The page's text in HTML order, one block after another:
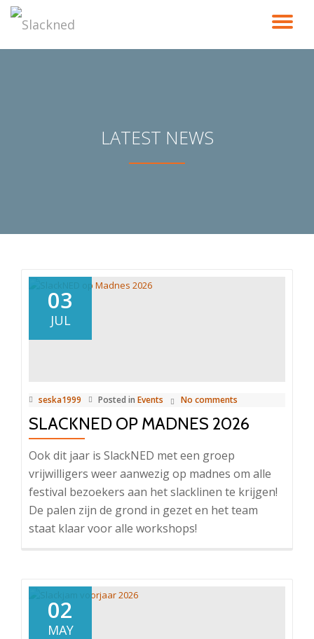
to
LATEST NEWS
03
JUL
seska1999 Posted in Events No comments
SLACKNED OP MADNES 2026
Ook dit jaar is SlackNED met een groep
vrijwilligers weer aanwezig op madnes om alle
festival bezoekers aan het slacklinen te krijgen!
De palen zijn de grond in gezet en het team
staat klaar voor alle workshops!
02
MAY